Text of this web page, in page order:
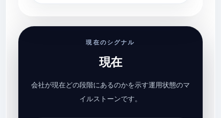
現在のシグナル
現在
会社が現在どの段階にあるのかを示す運用状態のマ
イルストーンです。